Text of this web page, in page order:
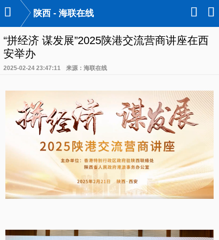
 陕西 - 海联在线 󰃙 󰆉
“拼经济 谋发展”2025陕港交流营商讲座在西
安举办
2025-02-24 23:47:11 来源： 海联在线